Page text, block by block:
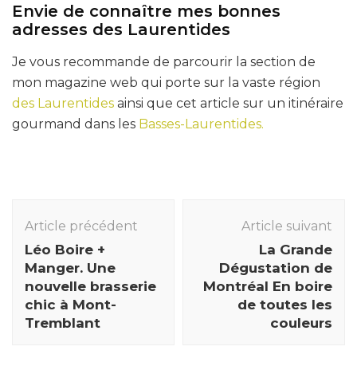
Envie de connaître mes bonnes
adresses des Laurentides
Je vous recommande de parcourir la section de
mon magazine web qui porte sur la vaste région
des Laurentides ainsi que cet article sur un itinéraire
gourmand dans les Basses-Laurentides.
des
articles
Article précédent
Léo Boire +
Manger. Une
nouvelle brasserie
chic à Mont-
Tremblant
Article suivant
La Grande
Dégustation de
Montréal En boire
de toutes les
couleurs